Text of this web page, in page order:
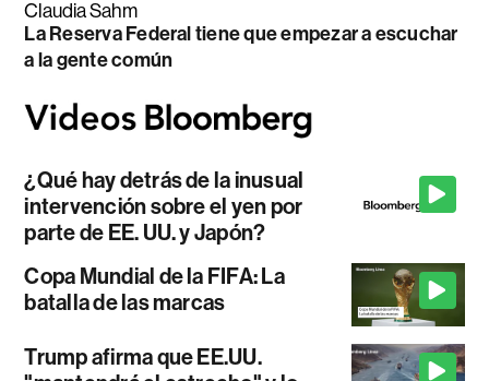
Claudia Sahm
La Reserva Federal tiene que empezar a escuchar
a la gente común
¿Qué hay detrás de la inusual
intervención sobre el yen por
parte de EE. UU. y Japón?
Copa Mundial de la FIFA: La
batalla de las marcas
Trump afirma que EE.UU.